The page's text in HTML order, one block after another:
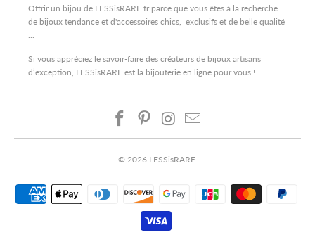
Offrir un bijou de LESSisRARE.fr parce que vous êtes à la recherche
de bijoux tendance et d'accessoires chics, exclusifs et de belle qualité
...
Si vous appréciez le savoir-faire des créateurs de bijoux artisans
d’exception, LESSisRARE est la bijouterie en ligne pour vous !
© 2026 LESSisRARE.